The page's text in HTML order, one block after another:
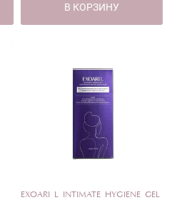
В КОРЗИНУ
EXOARI L INTIMATE HYGIENE GEL